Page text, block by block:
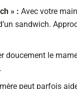
» : Avec votre
sandwich.
doucement le
peut parfois